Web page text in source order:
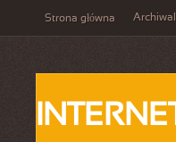
Strona główna